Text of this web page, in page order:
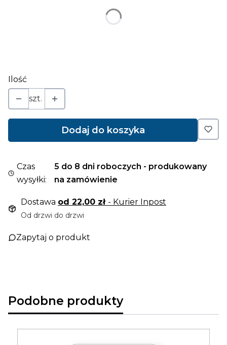
Ilość
szt.
Dodaj do koszyka
Czas
wysyłki:
5 do 8 dni roboczych - produkowany
na zamówienie
Dostawa od 22,00 zł - Kurier Inpost
Od drzwi do drzwi
Zapytaj o produkt
Podobne produkty